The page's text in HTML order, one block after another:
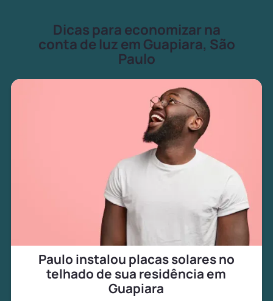
Dicas para economizar na
conta de luz em Guapiara, São
Paulo
Paulo instalou placas solares no
telhado de sua residência em
Guapiara